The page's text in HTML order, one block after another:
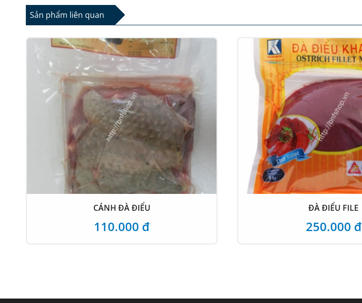
Sản phẩm liên quan
CÁNH ĐÀ ĐIỂU
110.000 đ
ĐÀ ĐIỂU FILE
250.000 đ